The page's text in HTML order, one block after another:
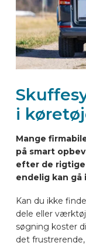
BILMÆRKER
KONTAKT
LAYOUT
i
Mange
på smart
efter de
endelig kan gå
Kan du ikke
dele eller
søgning koster
det